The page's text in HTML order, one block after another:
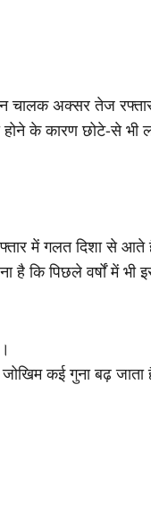
चालक अक्सर तेज
के कारण छोटे-से भी
में गलत दिशा से आते
कि पिछले वर्षों में भी
कई गुना बढ़ जाता